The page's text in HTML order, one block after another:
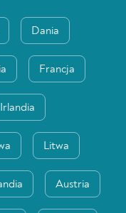
Dania
Francja
Irlandia
Litwa
Austria